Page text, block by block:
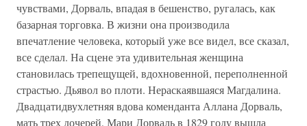
чувствами, Дорваль, впадая в бешенство, ругалась, как
базарная торговка. В жизни она производила
впечатление человека, который уже все видел, все сказал,
все сделал. На сцене эта удивительная женщина
становилась трепещущей, вдохновенной, переполненной
страстью. Дьявол во плоти. Нераскаявшаяся Магдалина.
Двадцатидвухлетняя вдова коменданта Аллана Дорваль,
мать трех дочерей, Мари Дорваль в 1829 году вышла